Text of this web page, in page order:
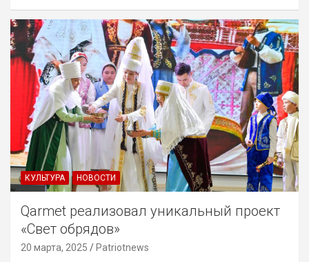
КУЛЬТУРА НОВОСТИ
Qarmet реализовал уникальный проект
«Свет обрядов»
20 марта, 2025 Patriotnews